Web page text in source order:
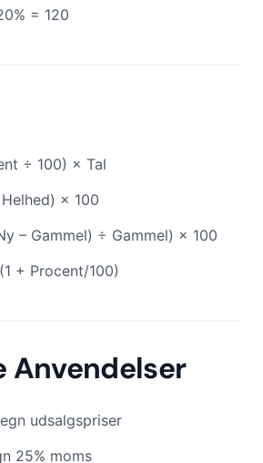
= 120
÷ 100) × Tal
× 100
– Gammel) ÷ Gammel) × 100
+ Procent/100)
Anvendelser
udsalgspriser
25% moms